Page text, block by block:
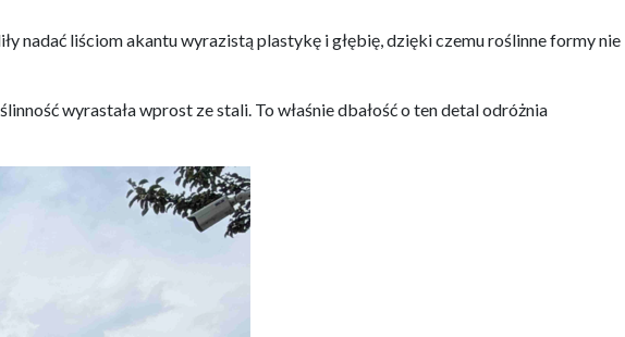
nadać liściom akantu wyrazistą plastykę i głębię, dzięki czemu roślinne formy nie
wyrastała wprost ze stali. To właśnie dbałość o ten detal odróżnia